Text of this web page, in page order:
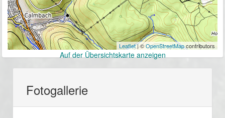
Leaflet| ©OpenStreetMapcontributors
Auf der Übersichtskarte anzeigen
Fotogallerie